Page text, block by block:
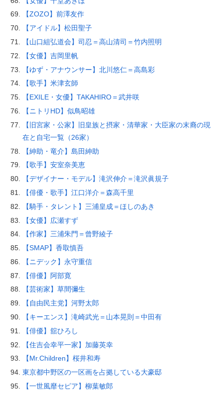
【ZOZO】前澤友作
【アイドル】松田聖子
【山口組弘道会】司忍＝高山清司＝竹内照明
【女優】吉岡里帆
【ゆず・アナウンサー】北川悠仁＝高島彩
【歌手】米津玄師
【EXILE・女優】TAKAHIRO＝武井咲
【ニトリHD】似鳥昭雄
【旧宮家・公家】旧皇族と摂家・清華家・大臣家の末裔の現
在と自宅一覧（26家）
【紳助・竜介】島田紳助
【歌手】安室奈美恵
【デザイナー・モデル】滝沢伸介＝滝沢眞規子
【俳優・歌手】江口洋介＝森高千里
【騎手・タレント】三浦皇成＝ほしのあき
【女優】広瀬すず
【作家】三浦朱門＝曾野綾子
【SMAP】香取慎吾
【ニデック】永守重信
【俳優】阿部寛
【芸術家】草間彌生
【自由民主党】河野太郎
【キーエンス】滝崎武光＝山本晃則＝中田有
【俳優】舘ひろし
【住吉会幸平一家】加藤英幸
【Mr.Children】桜井和寿
東京都中野区の一区画を占拠している大豪邸
【一世風靡セピア】柳葉敏郎